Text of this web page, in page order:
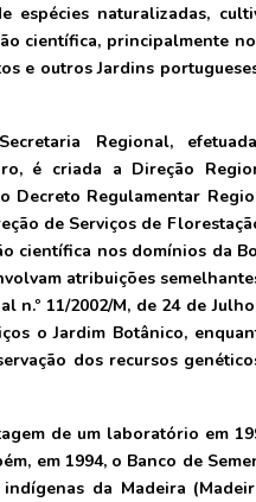
espécies naturalizadas,
científica, principalmente
e outros Jardins
Regional,
é criada a Direção
Regulamentar
de Serviços de
científica nos domínios da
atribuições
n.º 11/2002/M, de 24 de
o Jardim Botânico,
dos recursos
de um laboratório em
em 1994, o Banco de
da Madeira